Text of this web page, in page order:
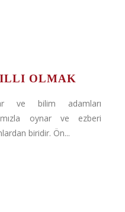
OLMAK
ve bilim adamları
oynar ve ezberi
biridir. Ön...